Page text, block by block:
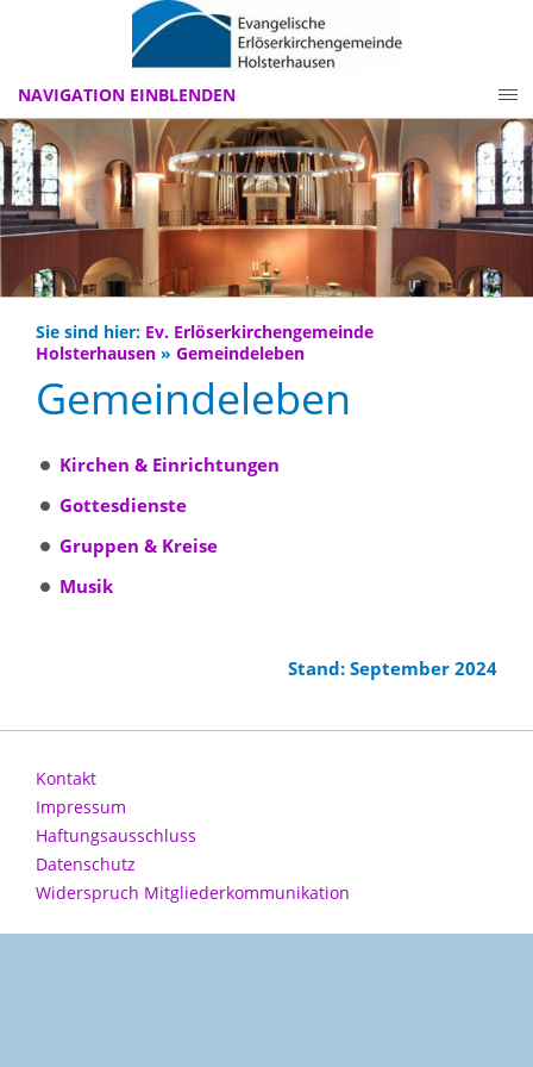
NAVIGATION EINBLENDEN
Sie sind hier: Ev. Erlöserkirchengemeinde
Holsterhausen » Gemeindeleben
Gemeindeleben
Kirchen & Einrichtungen
Gottesdienste
Gruppen & Kreise
Musik
Stand: September 2024
Kontakt
Impressum
Haftungsausschluss
Datenschutz
Widerspruch Mitgliederkommunikation